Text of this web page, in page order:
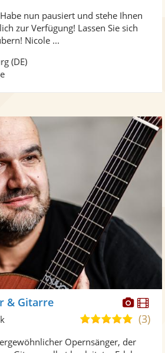
Fotos
5
nun pausiert und stehe Ihnen
zur Verfügung! Lassen Sie sich
Nicole ...
(DE)
Fotos
& Gitarre
4,8
5
(3)
Opernsänger, der